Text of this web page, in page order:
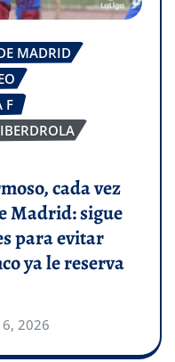
MADRID
F
cada vez
Madrid: sigue
para evitar
ya le reserva
2026